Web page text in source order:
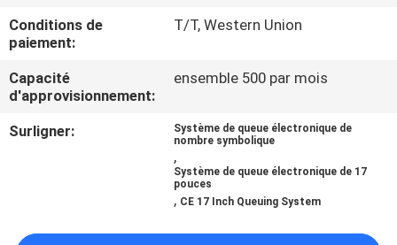
CONTACTEZ-
NOUS
NOUVELLES
CITATION
Conditions de
paiement:
T/T, Western Union
Capacité
d'approvisionnement:
ensemble 500 par mois
Surligner:
Système de queue électronique de
nombre symbolique
,
Système de queue électronique de 17
pouces
, CE 17 Inch Queuing System